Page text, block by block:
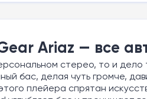
Ariaz — все
стерео, то и дело
бас, делая чуть громче,
плейера спрятан